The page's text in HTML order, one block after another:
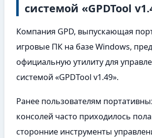
системой «GPDTool
Компания GPD, выпускающая
игровые ПК на базе Windows,
официальную утилиту для
системой «GPDTool v1.49».
Ранее пользователям
консолей часто приходилось
сторонние инструменты